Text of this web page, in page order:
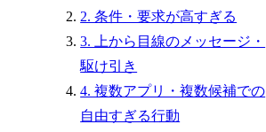
2. 条件・要求が高すぎる
3. 上から目線のメッセージ・
駆け引き
4. 複数アプリ・複数候補での
自由すぎる行動